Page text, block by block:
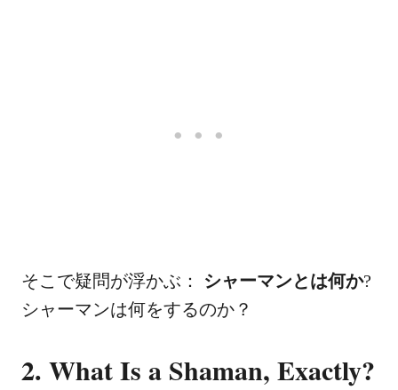
そこで疑問が浮かぶ： シャーマンとは何か?
シャーマンは何をするのか？
2. What Is a Shaman, Exactly?